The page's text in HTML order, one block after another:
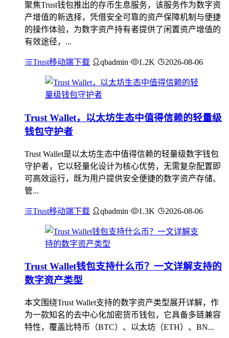
聚焦Trust钱包推出的存币生息服务，该服务作为数字资
产增值的新选择，凭借安全可靠的资产保障机制与便捷
的操作体验，为数字资产持有者提供了闲置资产增值的
有效途径，...
Trust移动端下载 qbadmin 1.2K 2026-08-06
Trust Wallet，以太坊生态中值得信赖的轻量级
钱包守护者
Trust Wallet是以太坊生态中值得信赖的轻量级数字钱包
守护者，它以轻量化设计为核心优势，无需复杂配置即
可高效运行，既为用户提供安全便捷的数字资产存储、
管...
Trust移动端下载 qbadmin 1.3K 2026-08-06
Trust Wallet钱包支持什么币？一文详解支持的
数字资产类型
本文围绕Trust Wallet支持的数字资产类型展开详解，作
为一款知名的去中心化加密货币钱包，它具备多链兼容
特性，覆盖比特币（BTC）、以太坊（ETH）、BN...